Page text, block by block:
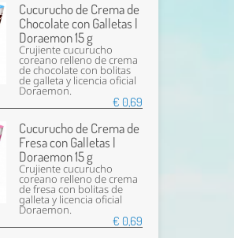
Cucurucho de Crema de
Chocolate con Galletas |
Doraemon 15 g
Crujiente cucurucho
coreano relleno de crema
de chocolate con bolitas
de galleta y licencia oficial
Doraemon.
€ 0,69
Cucurucho de Crema de
Fresa con Galletas |
Doraemon 15 g
Crujiente cucurucho
coreano relleno de crema
de fresa con bolitas de
galleta y licencia oficial
Doraemon.
€ 0,69